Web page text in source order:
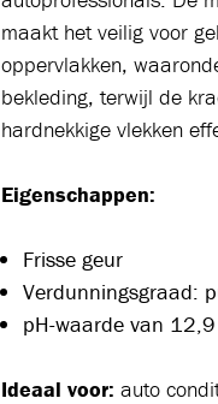
maakt het veilig voor
oppervlakken,
bekleding, terwijl de
hardnekkige vlekken
Eigenschappen:
Frisse geur
Verdunningsgraad:
pH-waarde van 12,9
Ideaal voor: auto